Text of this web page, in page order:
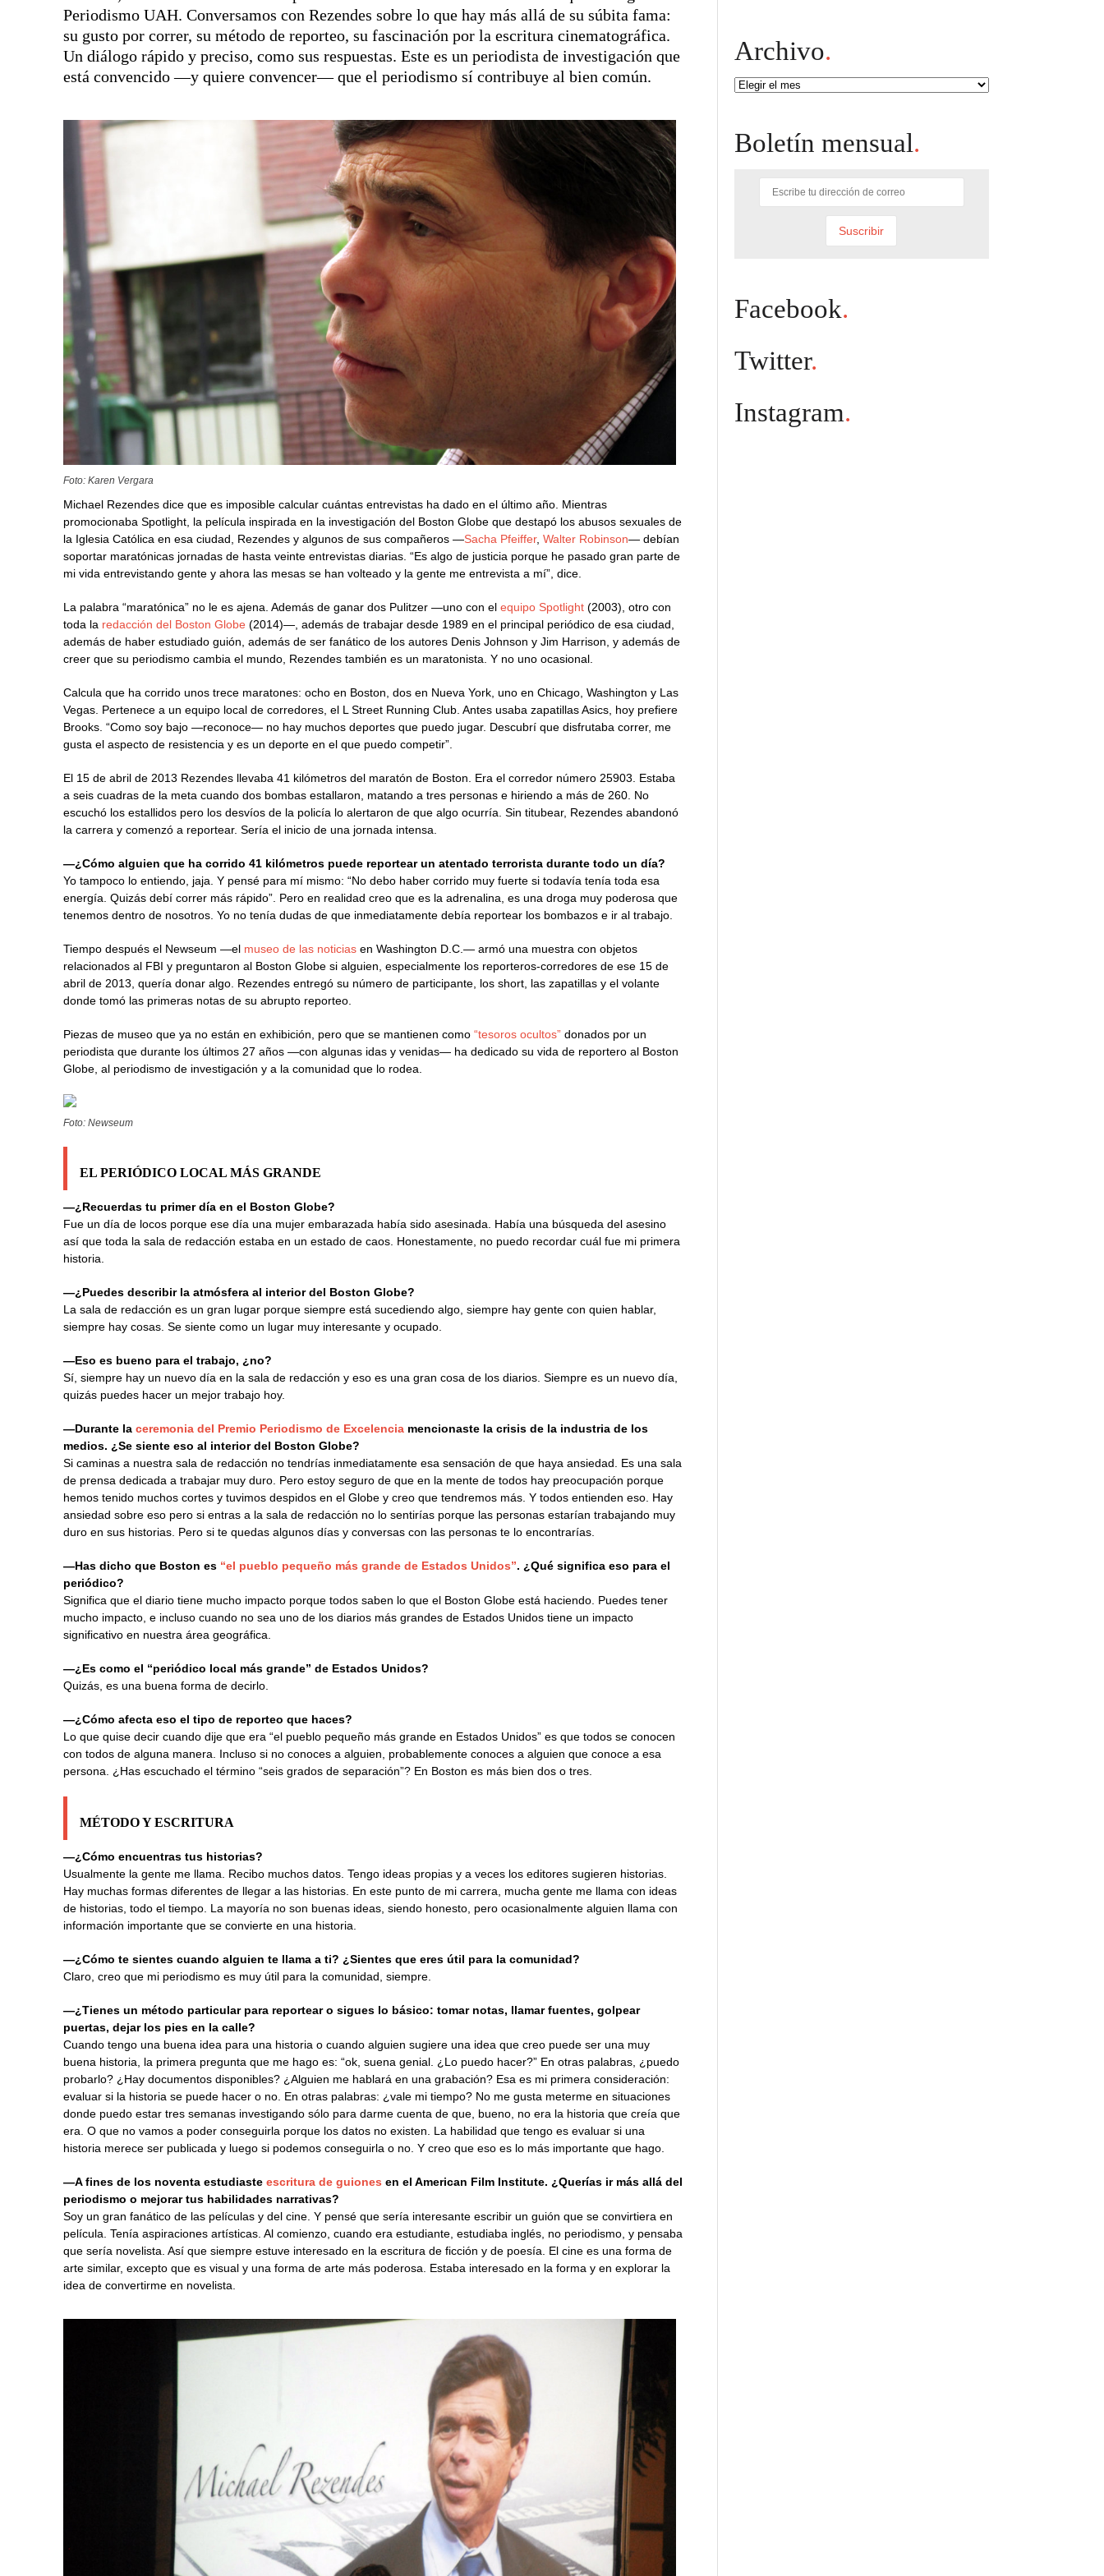
Periodismo UAH. Conversamos con Rezendes sobre lo que hay más allá de su súbita fama:
su gusto por correr, su método de reporteo, su fascinación por la escritura cinematográfica.
Un diálogo rápido y preciso, como sus respuestas. Este es un periodista de investigación que
está convencido —y quiere convencer— que el periodismo sí contribuye al bien común.
Foto: Karen Vergara
Michael Rezendes dice que es imposible calcular cuántas entrevistas ha dado en el último año. Mientras
promocionaba Spotlight, la película inspirada en la investigación del Boston Globe que destapó los abusos sexuales de
la Iglesia Católica en esa ciudad, Rezendes y algunos de sus compañeros —Sacha Pfeiffer,Walter Robinson— debían
soportar maratónicas jornadas de hasta veinte entrevistas diarias. “Es algo de justicia porque he pasado gran parte de
mi vida entrevistando gente y ahora las mesas se han volteado y la gente me entrevista a mí”, dice.
La palabra “maratónica” no le es ajena. Además de ganar dos Pulitzer —uno con elequipo Spotlight (2003), otro con
toda la redacción del Boston Globe (2014)—, además de trabajar desde 1989 en el principal periódico de esa ciudad,
además de haber estudiado guión, además de ser fanático de los autores Denis Johnson y Jim Harrison, y además de
creer que su periodismo cambia el mundo, Rezendes también es un maratonista. Y no uno ocasional.
Calcula que ha corrido unos trece maratones: ocho en Boston, dos en Nueva York, uno en Chicago, Washington y Las
Vegas. Pertenece a un equipo local de corredores, el L Street Running Club. Antes usaba zapatillas Asics, hoy prefiere
Brooks. “Como soy bajo —reconoce— no hay muchos deportes que puedo jugar. Descubrí que disfrutaba correr, me
gusta el aspecto de resistencia y es un deporte en el que puedo competir”.
El 15 de abril de 2013 Rezendes llevaba 41 kilómetros del maratón de Boston. Era el corredor número 25903. Estaba
a seis cuadras de la meta cuando dos bombas estallaron, matando a tres personas e hiriendo a más de 260. No
escuchó los estallidos pero los desvíos de la policía lo alertaron de que algo ocurría. Sin titubear, Rezendes abandonó
la carrera y comenzó a reportear. Sería el inicio de una jornada intensa.
—¿Cómo alguien que ha corrido 41 kilómetros puede reportear un atentado terrorista durante todo un día?
Yo tampoco lo entiendo, jaja. Y pensé para mí mismo: “No debo haber corrido muy fuerte si todavía tenía toda esa
energía. Quizás debí correr más rápido”. Pero en realidad creo que es la adrenalina, es una droga muy poderosa que
tenemos dentro de nosotros. Yo no tenía dudas de que inmediatamente debía reportear los bombazos e ir al trabajo.
Tiempo después el Newseum —el museo de las noticias en Washington D.C.— armó una muestra con objetos
relacionados al FBI y preguntaron al Boston Globe si alguien, especialmente los reporteros-corredores de ese 15 de
abril de 2013, quería donar algo. Rezendes entregó su número de participante, los short, las zapatillas y el volante
donde tomó las primeras notas de su abrupto reporteo.
Piezas de museo que ya no están en exhibición, pero que se mantienen como“tesoros ocultos” donados por un
periodista que durante los últimos 27 años —con algunas idas y venidas— ha dedicado su vida de reportero al Boston
Globe, al periodismo de investigación y a la comunidad que lo rodea.
Foto: Newseum
EL PERIÓDICO LOCAL MÁS GRANDE
—¿Recuerdas tu primer día en el Boston Globe?
Fue un día de locos porque ese día una mujer embarazada había sido asesinada. Había una búsqueda del asesino
así que toda la sala de redacción estaba en un estado de caos. Honestamente, no puedo recordar cuál fue mi primera
historia.
—¿Puedes describir la atmósfera al interior del Boston Globe?
La sala de redacción es un gran lugar porque siempre está sucediendo algo, siempre hay gente con quien hablar,
siempre hay cosas. Se siente como un lugar muy interesante y ocupado.
—Eso es bueno para el trabajo, ¿no?
Sí, siempre hay un nuevo día en la sala de redacción y eso es una gran cosa de los diarios. Siempre es un nuevo día,
quizás puedes hacer un mejor trabajo hoy.
—Durante laceremonia del Premio Periodismo de Excelencia mencionaste la crisis de la industria de los
medios. ¿Se siente eso al interior del Boston Globe?
Si caminas a nuestra sala de redacción no tendrías inmediatamente esa sensación de que haya ansiedad. Es una sala
de prensa dedicada a trabajar muy duro. Pero estoy seguro de que en la mente de todos hay preocupación porque
hemos tenido muchos cortes y tuvimos despidos en el Globe y creo que tendremos más. Y todos entienden eso. Hay
ansiedad sobre eso pero si entras a la sala de redacción no lo sentirías porque las personas estarían trabajando muy
duro en sus historias. Pero si te quedas algunos días y conversas con las personas te lo encontrarías.
—Has dicho que Boston es “el pueblo pequeño más grande de Estados Unidos”. ¿Qué significa eso para el
periódico?
Significa que el diario tiene mucho impacto porque todos saben lo que el Boston Globe está haciendo. Puedes tener
mucho impacto, e incluso cuando no sea uno de los diarios más grandes de Estados Unidos tiene un impacto
significativo en nuestra área geográfica.
—¿Es como el “periódico local más grande” de Estados Unidos?
Quizás, es una buena forma de decirlo.
—¿Cómo afecta eso el tipo de reporteo que haces?
Lo que quise decir cuando dije que era “el pueblo pequeño más grande en Estados Unidos” es que todos se conocen
con todos de alguna manera. Incluso si no conoces a alguien, probablemente conoces a alguien que conoce a esa
persona. ¿Has escuchado el término “seis grados de separación”? En Boston es más bien dos o tres.
MÉTODO Y ESCRITURA
—¿Cómo encuentras tus historias?
Usualmente la gente me llama. Recibo muchos datos. Tengo ideas propias y a veces los editores sugieren historias.
Hay muchas formas diferentes de llegar a las historias. En este punto de mi carrera, mucha gente me llama con ideas
de historias, todo el tiempo. La mayoría no son buenas ideas, siendo honesto, pero ocasionalmente alguien llama con
información importante que se convierte en una historia.
—¿Cómo te sientes cuando alguien te llama a ti? ¿Sientes que eres útil para la comunidad?
Claro, creo que mi periodismo es muy útil para la comunidad, siempre.
—¿Tienes un método particular para reportear o sigues lo básico: tomar notas, llamar fuentes, golpear
puertas, dejar los pies en la calle?
Cuando tengo una buena idea para una historia o cuando alguien sugiere una idea que creo puede ser una muy
buena historia, la primera pregunta que me hago es: “ok, suena genial. ¿Lo puedo hacer?” En otras palabras, ¿puedo
probarlo? ¿Hay documentos disponibles? ¿Alguien me hablará en una grabación? Esa es mi primera consideración:
evaluar si la historia se puede hacer o no. En otras palabras: ¿vale mi tiempo? No me gusta meterme en situaciones
donde puedo estar tres semanas investigando sólo para darme cuenta de que, bueno, no era la historia que creía que
era. O que no vamos a poder conseguirla porque los datos no existen. La habilidad que tengo es evaluar si una
historia merece ser publicada y luego si podemos conseguirla o no. Y creo que eso es lo más importante que hago.
—A fines de los noventa estudiasteescritura de guiones en el American Film Institute. ¿Querías ir más allá del
periodismo o mejorar tus habilidades narrativas?
Soy un gran fanático de las películas y del cine. Y pensé que sería interesante escribir un guión que se convirtiera en
película. Tenía aspiraciones artísticas. Al comienzo, cuando era estudiante, estudiaba inglés, no periodismo, y pensaba
que sería novelista. Así que siempre estuve interesado en la escritura de ficción y de poesía. El cine es una forma de
arte similar, excepto que es visual y una forma de arte más poderosa. Estaba interesado en la forma y en explorar la
idea de convertirme en novelista.
Archivo.
Archivo
Boletín mensual.
Facebook.
Twitter.
Instagram.